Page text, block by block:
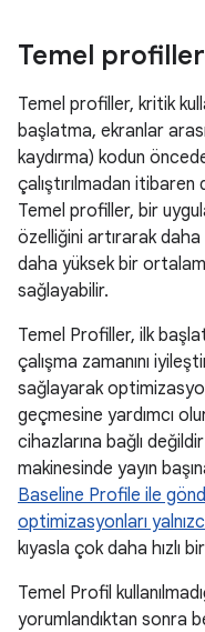
Temel
Temel profiller, kritik
başlatma, ekranlar
kaydırma) kodun
çalıştırılmadan
Temel profiller, bir
özelliğini artırarak daha
daha yüksek bir
sağlayabilir.
Temel Profiller, ilk
çalışma zamanını
sağlayarak
geçmesine yardımcı
cihazlarına bağlı
makinesinde yayın
Baseline Profile ile
optimizasyonları
kıyasla çok daha hızlı
Temel Profil
yorumlandıktan sonra